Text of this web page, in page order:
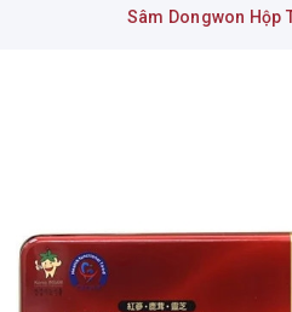
Sâm Dongwon Hộp